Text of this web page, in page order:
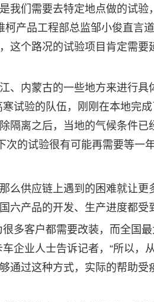
我们需要去特定地点做的试验
产品工程部总监邹小俊直言
这个路况的试验项目肯定需要
内蒙古的一些地方来进行具
试验的队伍，刚刚在本地完成
隔离之后，当地的气候条件已
次的试验很有可能再需要等一
供应链上遇到的困难就让更
产品的开发、生产进度都受
客户都需要改装，而全国最
企业人士告诉记者，“所以，
过这种方式，实际的帮助受